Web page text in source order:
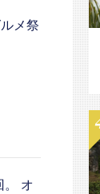
メ祭
。 オ